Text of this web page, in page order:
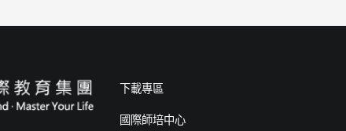
下載專區
國際師培中心